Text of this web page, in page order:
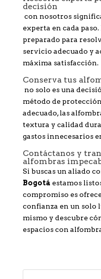
decisión
con nosotros
experta en cada
preparado para
servicio adecuado y
máxima satisfacción.
Conserva tus
no solo es una
método de
adecuado, las
textura y calidad
gastos innecesarios
Contáctanos y
alfombras
Si buscas un aliado
Bogotá estamos
compromiso es
confianza en un solo
mismo y descubre
espacios con